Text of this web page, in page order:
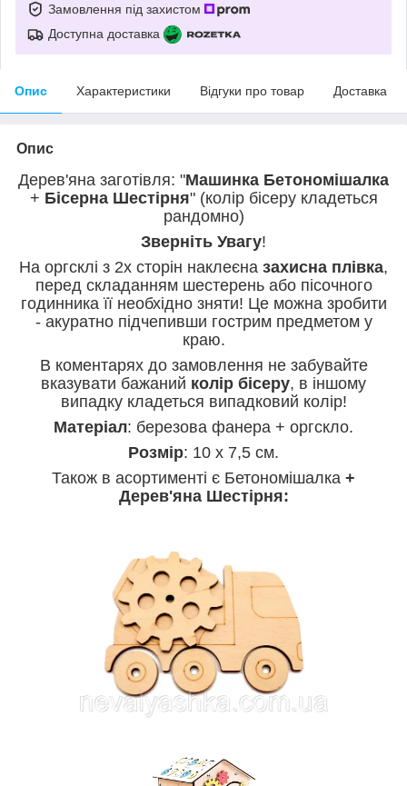
Замовлення під захистом
Доступна доставка
Опис Характеристики Відгуки про товар Доставка
Опис
Дерев'яна заготівля: "Машинка Бетономішалка
+ Бісерна Шестірня" (колір бісеру кладеться
рандомно)
Зверніть Увагу!
На оргсклі з 2х сторін наклеєна захисна плівка,
перед складанням шестерень або пісочного
годинника її необхідно зняти! Це можна зробити
- акуратно підчепивши гострим предметом у
краю.
В коментарях до замовлення не забувайте
вказувати бажаний колір бісеру, в іншому
випадку кладеться випадковий колір!
Матеріал: березова фанера + оргскло.
Розмір: 10 х 7,5 см.
Також в асортименті є Бетономішалка +
Дерев'яна Шестірня: